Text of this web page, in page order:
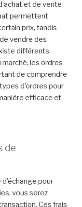
et de vente
permettent
prix, tandis
vendre des
différents
les ordres
de comprendre
d’ordres pour
efficace et
de
pour
vous serez
Ces frais